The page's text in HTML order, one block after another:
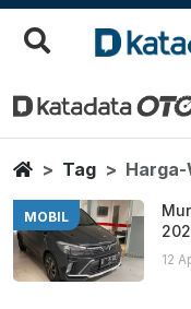
Harga
Berita
HomeTag
MOBIL
12